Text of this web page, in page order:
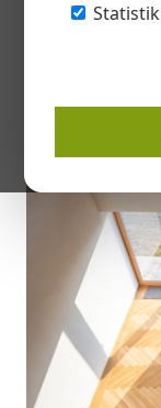
Statistik